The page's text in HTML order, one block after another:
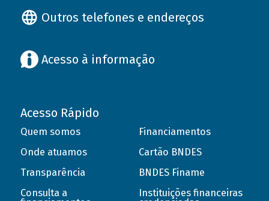
Outros telefones e endereços
Acesso à informação
Acesso Rápido
Quem somos
Onde atuamos
Transparência
Consulta a
Financiamentos
Cartão BNDES
BNDES Finame
Instituições financeiras